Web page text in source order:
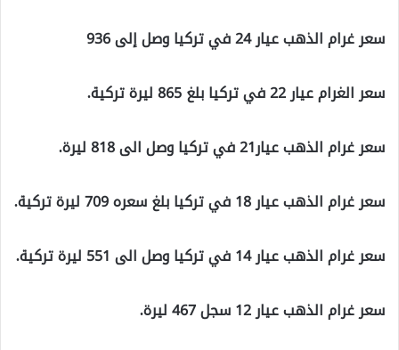
سعر غرام الذهب عيار 24 في تركيا وصل إلى 936
سعر الغرام عيار 22 في تركيا بلغ 865 ليرة تركية.
سعر غرام الذهب عيار21 في تركيا وصل الى 818 ليرة.
سعر غرام الذهب عيار 18 في تركيا بلغ سعره 709 ليرة تركية.
سعر غرام الذهب عيار 14 في تركيا وصل الى 551 ليرة تركية.
سعر غرام الذهب عيار 12 سجل 467 ليرة.